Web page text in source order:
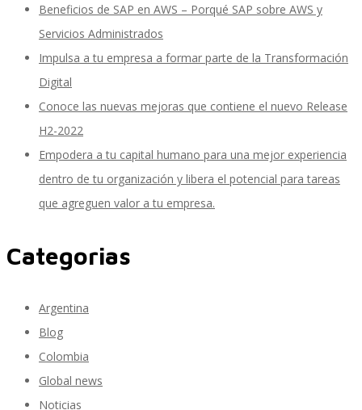
SAP Time and Attendance
SAP Travel OnDemand
Cloud Conveyer
SAP Onpremise Servicios y Productos
Beneficios de SAP en AWS – Porqué SAP sobre AWS y
Servicios Administrados
Impulsa a tu empresa a formar parte de la Transformación
Digital
Conoce las nuevas mejoras que contiene el nuevo Release
H2-2022
Empodera a tu capital humano para una mejor experiencia
dentro de tu organización y libera el potencial para tareas
que agreguen valor a tu empresa.
Categorias
Argentina
Blog
Colombia
Global news
Noticias